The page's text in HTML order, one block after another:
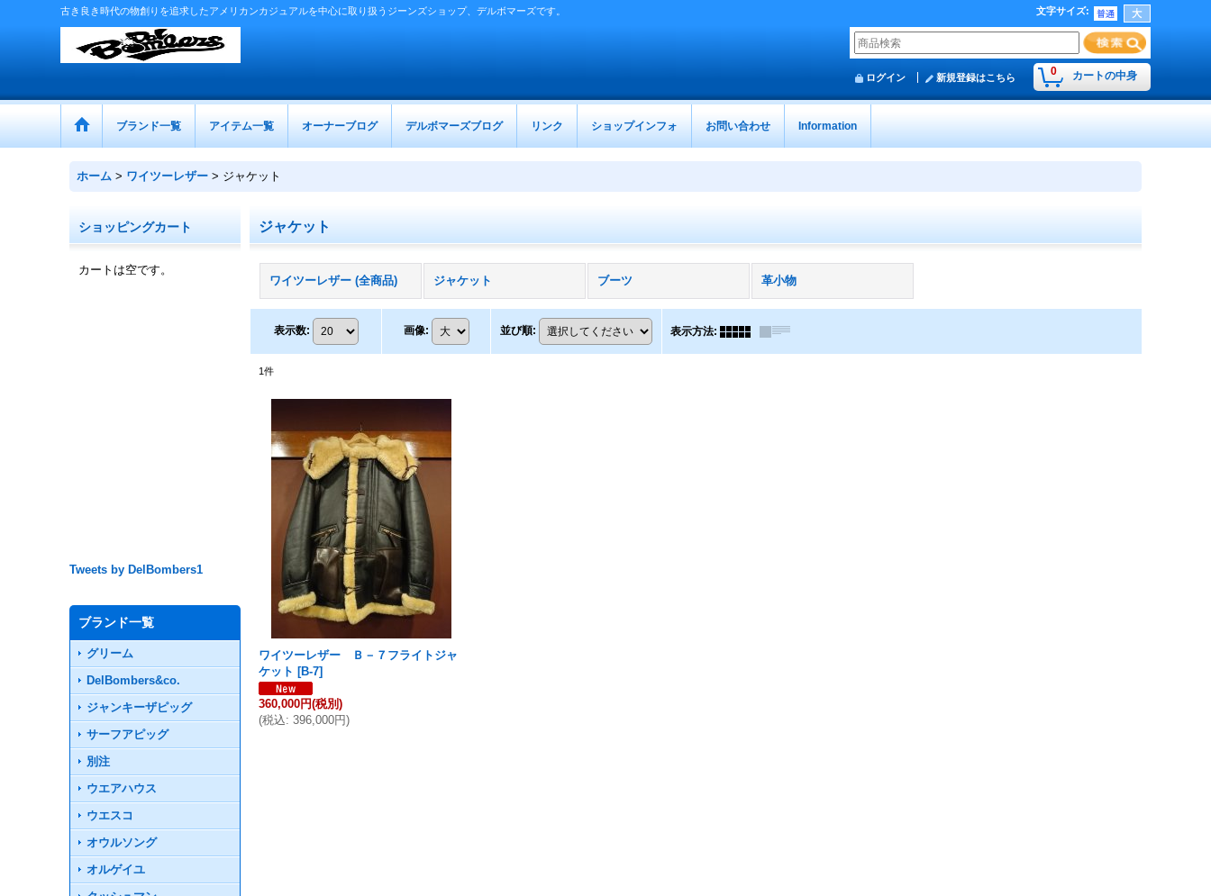
古き良き時代の物創りを追求したアメリカンカジュアルを中心に取り扱うジーンズショップ、デルボマーズです。 文字サイズ:
0 カートの中身
ログイン 新規登録はこちら
ブランド一覧 アイテム一覧 オーナーブログ デルボマーズブログ リンク ショップインフォ お問い合わせ Information
ホーム > ワイツーレザー > ジャケット
ショッピングカート
カートは空です。
Tweets by DelBombers1
ブランド一覧
グリーム
DelBombers&co.
ジャンキーザピッグ
サーフアピッグ
別注
ウエアハウス
ウエスコ
オウルソング
オルゲイユ
ジャケット
ワイツーレザー (全商品) ジャケット ブーツ 革小物
表示数: 画像: 並び順: 表示方法:
1件
ワイツーレザー Ｂ－７フライトジャ
ケット [B-7]
360,000円(税別)
(税込: 396,000円)